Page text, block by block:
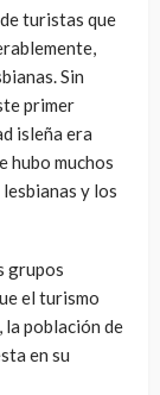
turistas que
Sin
primer
isleña era
hubo muchos
y los
grupos
el turismo
la población de
en su